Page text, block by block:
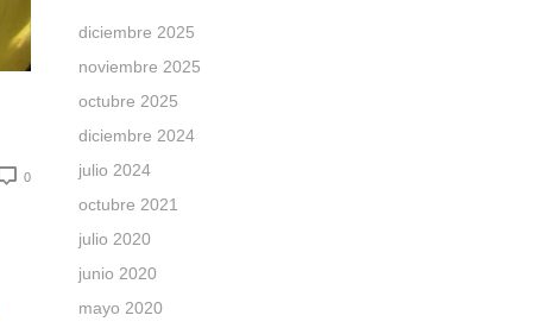
0
diciembre 2025
noviembre 2025
octubre 2025
diciembre 2024
julio 2024
octubre 2021
julio 2020
junio 2020
mayo 2020